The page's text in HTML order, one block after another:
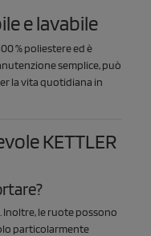
e lavabile
% poliestere ed è
semplice, può
la vita quotidiana in
KETTLER
Inoltre, le ruote possono
particolarmente